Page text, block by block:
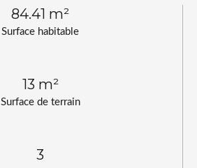
Surface habitable
84.41 m²
Surface de terrain
13 m²
3